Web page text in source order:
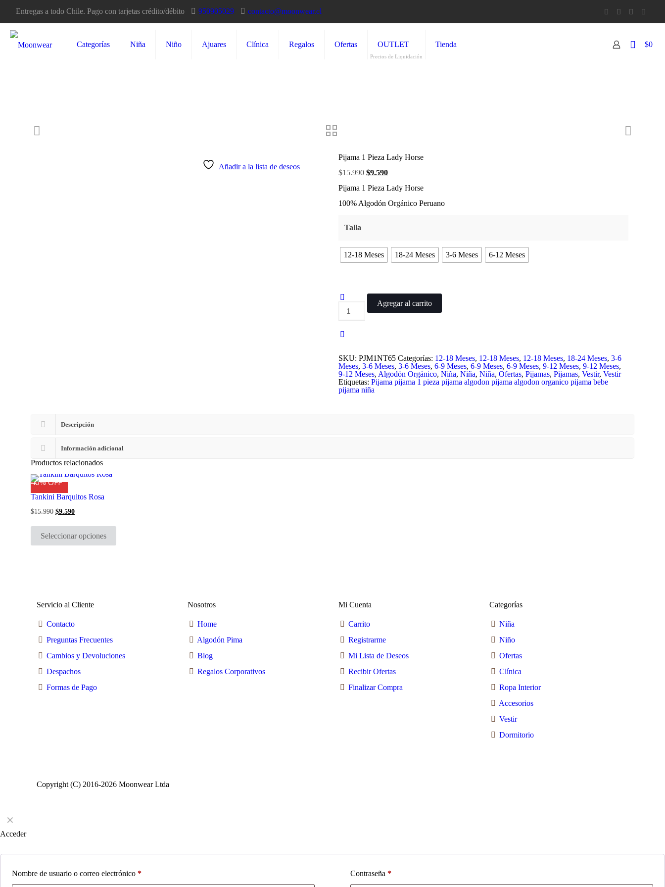
Entregas a todo Chile. Pago con tarjetas crédito/débito 950905029 contacto@moonwear.cl
Categorías Niña Niño Ajuares Clínica Regalos Ofertas OUTLET
Precios de Liquidación
Tienda $0
Añadir a la lista de deseos
Pijama 1 Pieza Lady Horse
$15.990 El
original
$15.990.
$9.590
actual
$9.590.
Pijama 1 Pieza Lady Horse
100% Algodón Orgánico Peruano
Talla
12-18 Meses 18-24 Meses 3-6 Meses 6-12 Meses
Horse
Agregar al carrito
SKU: PJM1NT65 Categorías: 12-18 Meses, 12-18 Meses, 12-18 Meses, 18-24 Meses, 3-6
Meses, 3-6 Meses, 3-6 Meses, 6-9 Meses, 6-9 Meses, 6-9 Meses, 9-12 Meses, 9-12 Meses,
9-12 Meses, Algodón Orgánico, Niña, Niña, Niña, Ofertas, Pijamas, Pijamas, Vestir, Vestir
Etiquetas: Pijama pijama 1 pieza pijama algodon pijama algodon organico pijama bebe
pijama niña
Descripción
Información adicional
Productos relacionados
40% OFF
Tankini Barquitos Rosa
$15.990 El
original
$15.990.
$9.590
actual
$9.590.
Seleccionar opciones
Servicio al Cliente
Contacto
Preguntas Frecuentes
Cambios y Devoluciones
Despachos
Formas de Pago
Nosotros
Home
Algodón Pima
Blog
Regalos Corporativos
Mi Cuenta
Carrito
Registrarme
Mi Lista de Deseos
Recibir Ofertas
Finalizar Compra
Categorías
Niña
Niño
Ofertas
Clínica
Ropa Interior
Accesorios
Vestir
Dormitorio
Copyright (C) 2016-2026 Moonwear Ltda
✕
Acceder
Nombre de usuario o correo electrónico * Contraseña*